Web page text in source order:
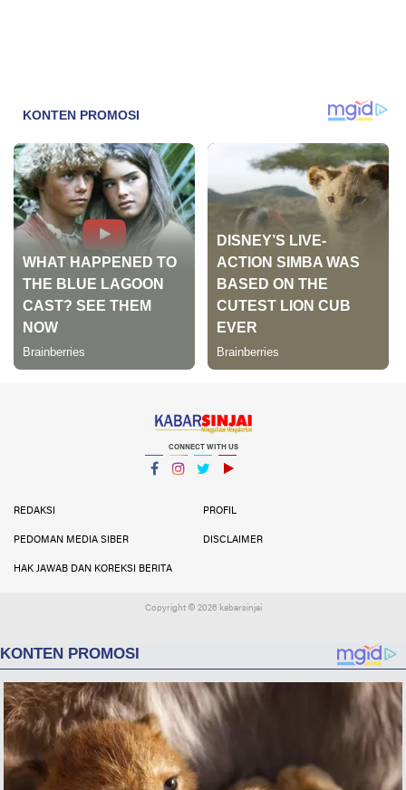
CONNECT WITH US
REDAKSI
PROFIL
PEDOMAN MEDIA SIBER DISCLAIMER
HAK JAWAB DAN KOREKSI BERITA
Copyright © 2026 kabarsinjai